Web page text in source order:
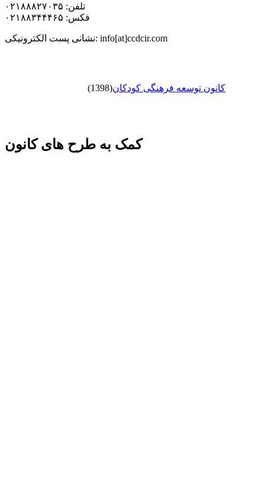
تلفن: ۰۲۱۸۸۸۲۷۰۳۵
فکس: ۰۲۱۸۸۳۴۴۴۶۵
نشانی پست الکترونیکی: info[at]ccdcir.com
کانون توسعه فرهنگی کودکان(1398)
کمک به طرح های کانون